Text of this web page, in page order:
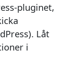
pluginet,
Låt
i